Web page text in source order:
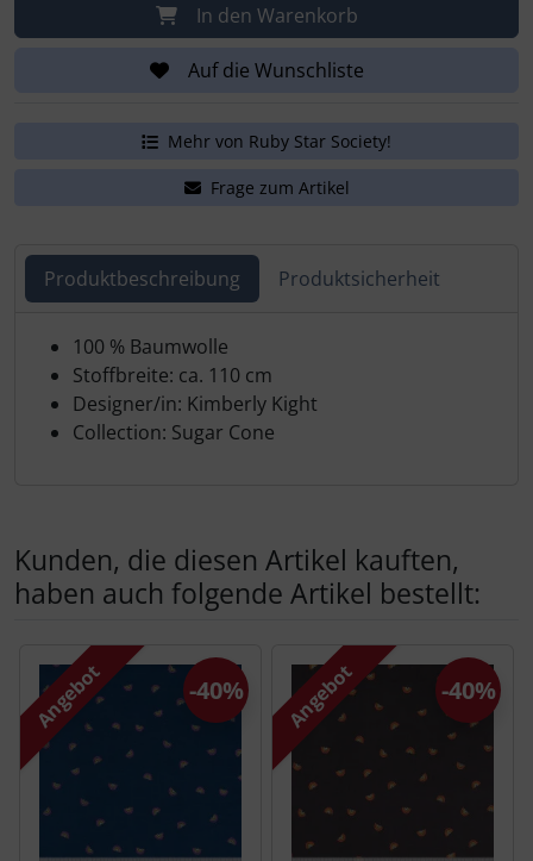
In den Warenkorb
Auf die Wunschliste
Mehr von Ruby Star Society!
Frage zum Artikel
Produktbeschreibung Produktsicherheit
Produktbeschreibung
100 % Baumwolle
Stoffbreite: ca. 110 cm
Designer/in: Kimberly Kight
Collection: Sugar Cone
Kunden, die diesen Artikel kauften,
haben auch folgende Artikel bestellt:
Es folgt ein Produktslider - navigieren Sie mit der Tab-
Angebot -40% Angebot -40%